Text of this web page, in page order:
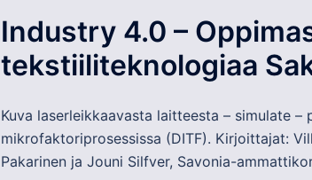
Industry 4.0 –
tekstiiliteknologiaa
Kuva laserleikkaavasta laitteesta – simulate –
mikrofaktoriprosessissa (DITF). Kirjoittajat:
Pakarinen ja Jouni Silfver, Savonia-